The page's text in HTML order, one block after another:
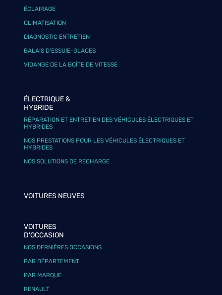
ÉCLAIRAGE
CLIMATISATION
DIAGNOSTIC ENTRETIEN
BALAIS D’ESSUIE-GLACES
VIDANGE DE LA BOÎTE DE VITESSE
ÉLECTRIQUE &
HYBRIDE
RÉPARATION ET ENTRETIEN DES VÉHICULES ÉLECTRIQUES ET
HYBRIDES
NOS PRESTATIONS POUR LES VÉHICULES ÉLECTRIQUES ET
HYBRIDES
NOS SOLUTIONS DE RECHARGE
VOITURES NEUVES
VOITURES
D'OCCASION
NOS DERNIÈRES OCCASIONS
PAR DÉPARTEMENT
PAR MARQUE
RENAULT